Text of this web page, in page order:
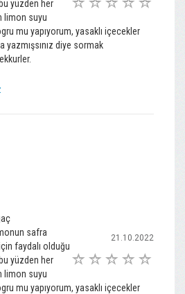
yüzden her
limon suyu
mu yapıyorum, yasaklı içecekler
yazmışsınız diye sormak
21.10.2022
safra
faydalı olduğu
yüzden her
limon suyu
mu yapıyorum, yasaklı içecekler